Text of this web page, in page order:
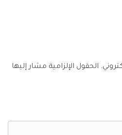
الحقول الإلزامية مشار إليها